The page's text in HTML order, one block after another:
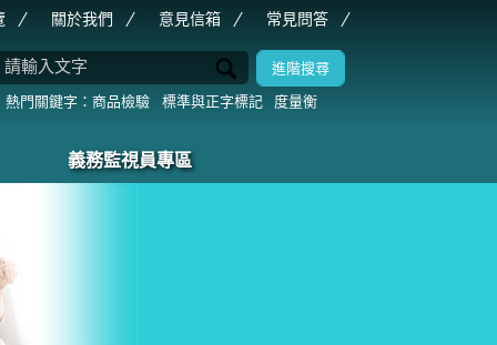
關於我們 意見信箱 常見問答
商品檢驗 標準與正字標記 度量衡
義務監視員專區